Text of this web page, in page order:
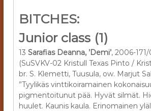
BITCHES:
Junior class (1)
13Sarafias Deanna, ’Demi’, 2006-
(SuSVKV-02 Kristull Texas Pinto /
br. S. Klemetti, Tuusula, ow. Marjut
”Tyylikäs vinttikoiramainen
pigmentoitunut pää. Hyvät silmät.
huulet. Kaunis kaula. Erinomainen